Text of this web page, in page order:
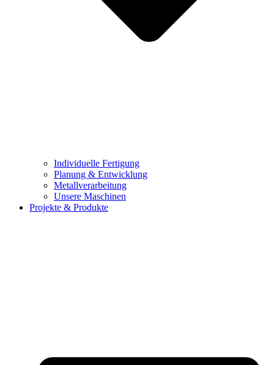
Individuelle Fertigung
Planung & Entwicklung
Metallverarbeitung
Unsere Maschinen
Projekte & Produkte